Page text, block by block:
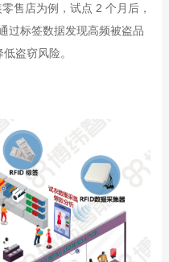
售店为例，试点 2 个月后，
过标签数据发现高频被盗品
盗窃风险。